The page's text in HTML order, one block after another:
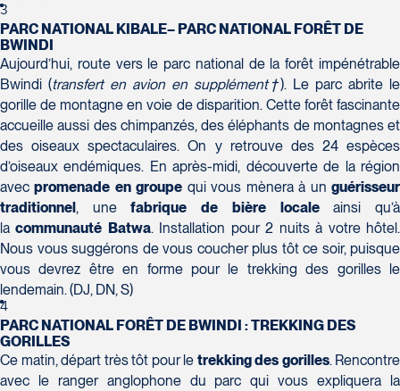
3
PARC NATIONAL KIBALE– PARC NATIONAL FORÊT DE
BWINDI
Aujourd’hui, route vers le parc national de la forêt impénétrable
Bwindi (transfert en avion en supplément†). Le parc abrite le
gorille de montagne en voie de disparition. Cette forêt fascinante
accueille aussi des chimpanzés, des éléphants de montagnes et
des oiseaux spectaculaires. On y retrouve des 24 espèces
d’oiseaux endémiques. En après-midi, découverte de la région
avecpromenade en groupe qui vous mènera à unguérisseur
traditionnel, unefabrique de bière localeainsi qu’à
lacommunauté Batwa. Installation pour 2 nuits à votre hôtel.
Nous vous suggérons de vous coucher plus tôt ce soir, puisque
vous devrez être en forme pour le trekking des gorilles le
lendemain. (DJ, DN, S)
4
PARC NATIONAL FORÊT DE BWINDI : TREKKING DES
GORILLES
Ce matin, départ très tôt pour le trekking des gorilles. Rencontre
avec le ranger anglophone du parc qui vous expliquera la
Voyages Nouveau-Monde
420 Boulevard Manseau
Joliette
J6E 3E1
Tél :450-755-5557 / 1-877-751-5557
Voyages Terre et Monde
1460 Chemin Gascon
Terrebonne
J6X 2Z5
Tél :450-964-3574
Voyages des Laurentides
939 Boulevard Albiny-Paquette
Mont-Laurier
J9L 3J1
Tél :819-623-2511 / 1-866-385-2511
Tél :450-688-6211 / 1-888-682-8616
Club Voyages Orientation
1001 Boulevard de Montarville - local 39
Boucherville
J4B 6P5
Tél :450-655-1855 / 1-866-655-5736
Club Voyages Princesse
686 rue Principale
Granby
J2G 2Y4
450-372-4444
La Forfaiterie Voyages
5401 Boulevard Des Galeries - Local 104
(porte H)
Québec
G2K 1N4
Tél :418-652-2400 / 1-888-848-1518
Le Voyagiste de Québec
3229 Chemin des Quatre-Bourgeois -
Suite 120QuébecG1W 0C1
Tél :418-977-4080 / 1-877-977-4080
SOUMETTRE